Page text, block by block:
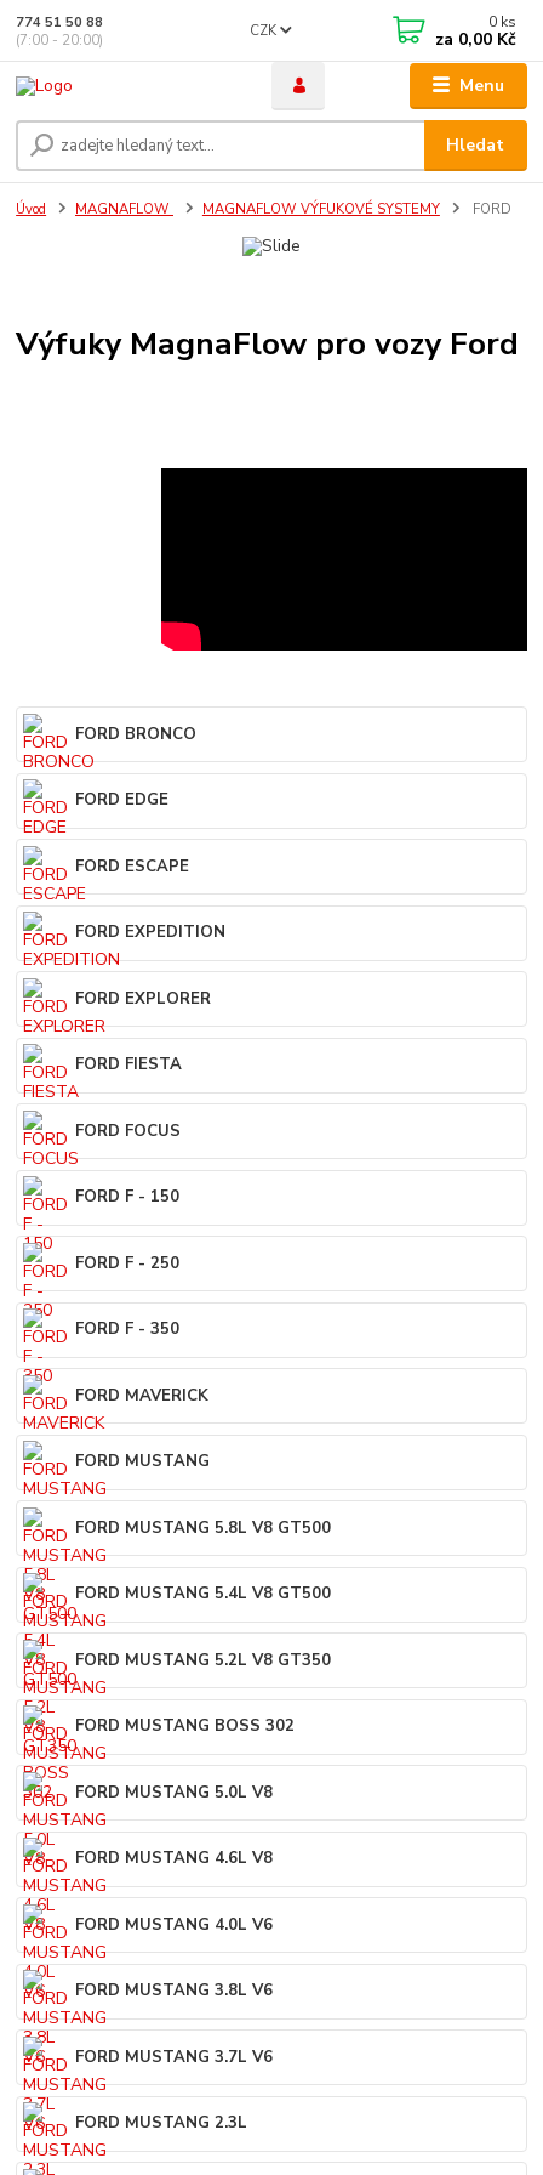
Menu
CZK
Hledat
774 51 50 88
(7:00 - 20:00)
0 ks
za 0,00 Kč
Úvod MAGNAFLOW MAGNAFLOW VÝFUKOVÉ SYSTEMY FORD
Výfuky MagnaFlow pro vozy Ford
FORD BRONCO
FORD EDGE
FORD ESCAPE
FORD EXPEDITION
FORD EXPLORER
FORD FIESTA
FORD FOCUS
FORD F - 150
FORD F - 250
FORD F - 350
FORD MAVERICK
FORD MUSTANG
FORD MUSTANG 5.8L V8 GT500
FORD MUSTANG 5.4L V8 GT500
FORD MUSTANG 5.2L V8 GT350
FORD MUSTANG BOSS 302
FORD MUSTANG 5.0L V8
FORD MUSTANG 4.6L V8
FORD MUSTANG 4.0L V6
FORD MUSTANG 3.8L V6
FORD MUSTANG 3.7L V6
FORD MUSTANG 2.3L